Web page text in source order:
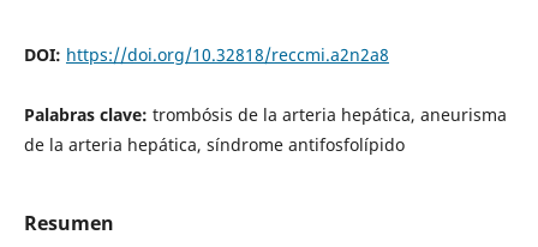
DOI: https://doi.org/10.32818/reccmi.a2n2a8
Palabras clave: trombósis de la arteria hepática, aneurisma
de la arteria hepática, síndrome antifosfolípido
Resumen